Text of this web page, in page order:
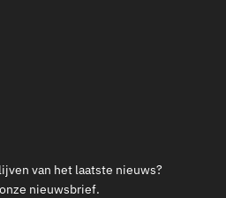
van het laatste nieuws?
nieuwsbrief.